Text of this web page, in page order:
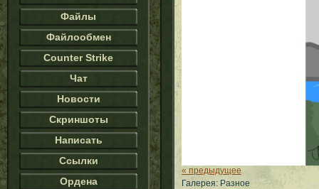
Файлы
Файлообмен
Counter Strike
Чат
Новости
Скриншоты
Написать
Ссылки
Ордена
« предыдущее
Галерея: Разное